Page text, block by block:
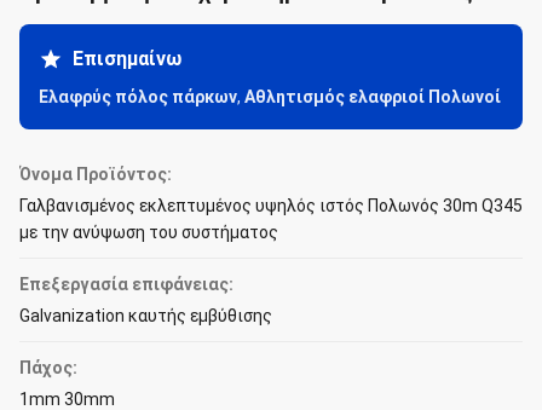
Επισημαίνω
Ελαφρύς πόλος πάρκων, Αθλητισμός ελαφριοί Πολωνοί
Όνομα Προϊόντος:
Γαλβανισμένος εκλεπτυμένος υψηλός ιστός Πολωνός 30m Q345
με την ανύψωση του συστήματος
Επεξεργασία επιφάνειας:
Galvanization καυτής εμβύθισης
Πάχος:
1mm 30mm